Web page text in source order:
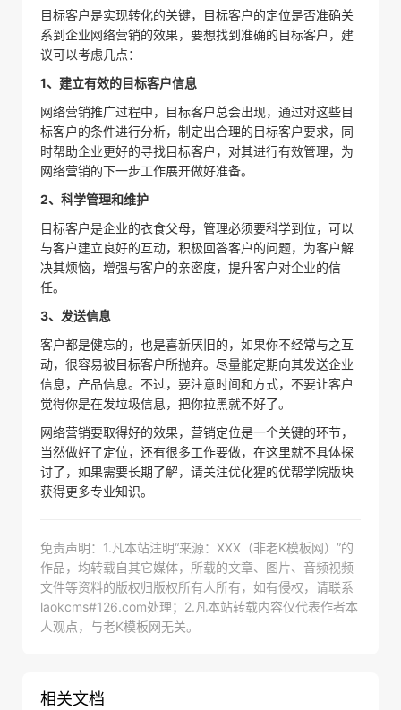
目标客户是实现转化的关键，目标客户的定位是否准确关
系到企业网络营销的效果，要想找到准确的目标客户，建
议可以考虑几点：
1、建立有效的目标客户信息
网络营销推广过程中，目标客户总会出现，通过对这些目
标客户的条件进行分析，制定出合理的目标客户要求，同
时帮助企业更好的寻找目标客户，对其进行有效管理，为
网络营销的下一步工作展开做好准备。
2、科学管理和维护
目标客户是企业的衣食父母，管理必须要科学到位，可以
与客户建立良好的互动，积极回答客户的问题，为客户解
决其烦恼，增强与客户的亲密度，提升客户对企业的信
任。
3、发送信息
客户都是健忘的，也是喜新厌旧的，如果你不经常与之互
动，很容易被目标客户所抛弃。尽量能定期向其发送企业
信息，产品信息。不过，要注意时间和方式，不要让客户
觉得你是在发垃圾信息，把你拉黑就不好了。
网络营销要取得好的效果，营销定位是一个关键的环节，
当然做好了定位，还有很多工作要做，在这里就不具体探
讨了，如果需要长期了解，请关注优化猩的优帮学院版块
获得更多专业知识。
免责声明：1.凡本站注明“来源：XXX（非老K模板网）”的
作品，均转载自其它媒体，所载的文章、图片、音频视频
文件等资料的版权归版权所有人所有，如有侵权，请联系
laokcms#126.com处理；2.凡本站转载内容仅代表作者本
人观点，与老K模板网无关。
相关文档